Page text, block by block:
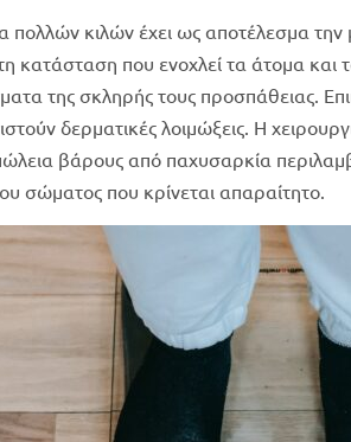
πολλών κιλών έχει ως αποτέλεσμα
κατάσταση που ενοχλεί τα άτομα και
της σκληρής τους προσπάθειας.
δερματικές λοιμώξεις. Η
βάρους από παχυσαρκία
σώματος που κρίνεται απαραίτητο.